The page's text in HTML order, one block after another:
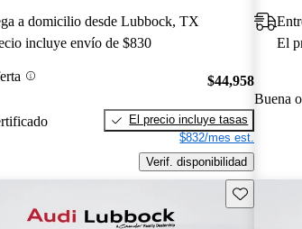
a domicilio desde Lubbock, TX
incluye envío de $830
$44,958
El precio incluye tasas
$832/mes est.
Verif. disponibilidad
El
Buena
Guarda este